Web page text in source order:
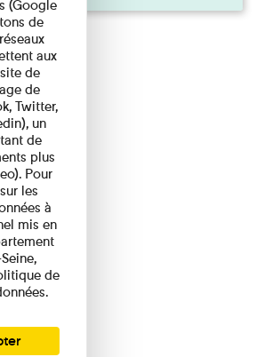
(Google
de
aux
de
de
Twitter,
un
de
plus
Pour
les
à
mis en
de